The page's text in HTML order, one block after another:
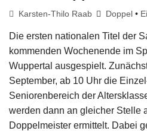
Karsten-Thilo Raab Doppel •
Die ersten nationalen Titel der
kommenden Wochenende im
Wuppertal ausgespielt.
September, ab 10 Uhr die
Seniorenbereich der
werden dann an gleicher Stelle
Doppelmeister ermittelt. Dabei